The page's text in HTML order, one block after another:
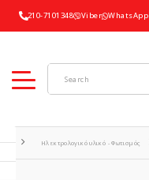
210-7101348 Viber WhatsApp
Ηλεκτρολογικό υλικό - Φωτισμός